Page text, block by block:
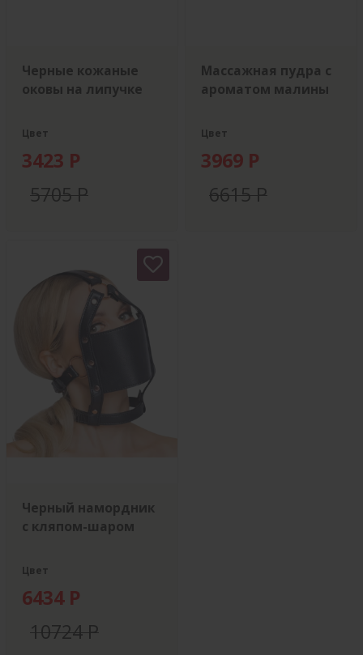
Черные кожаные
оковы на липучке
Цвет
3423 Р
5705 Р
Массажная пудра с
ароматом малины
Цвет
3969 Р
6615 Р
Черный намордник
с кляпом-шаром
Цвет
6434 Р
10724 Р